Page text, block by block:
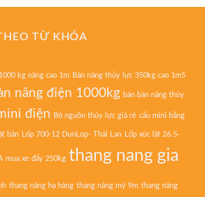
TỪ KHÓA
kg nâng cao 1m Bàn nâng thủy lực 350kg cao 1m5
nâng điện 1000kg bán bàn nâng thủy
điện Bộ nguồn thủy lực giá rẻ cẩu mini bằng
bản Lốp 700-12 DunLop- Thái Lan Lốp xúc lật 26.5-
mua xe đẩy 250kg thang nang gia
thang nâng hạ hàng thang nâng mỹ 9m thang nâng